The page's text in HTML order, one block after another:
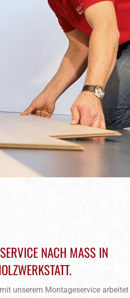
NACH MASS IN U
unserem Montageservice arbeitet